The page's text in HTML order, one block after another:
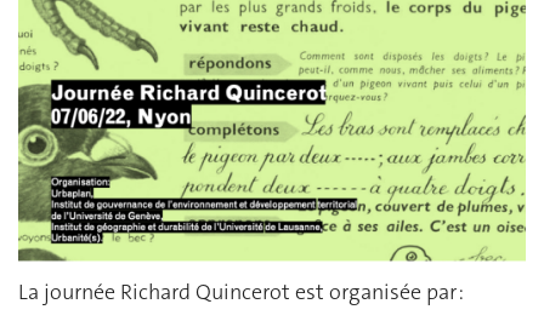
La journée Richard Quincerot est organisée par :